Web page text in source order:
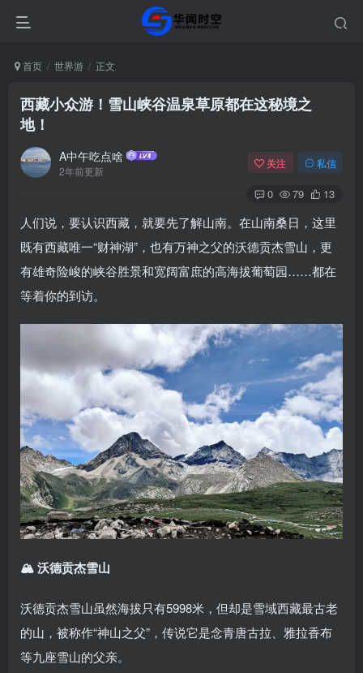
首页 世界游 正文
西藏小众游！雪山峡谷温泉草原都在这秘境之
地！
A中午吃点啥
2年前更新
关注 私信
0 79 13
人们说，要认识西藏，就要先了解山南。在山南桑日，这里
既有西藏唯一“财神湖”，也有万神之父的沃德贡杰雪山，更
有雄奇险峻的峡谷胜景和宽阔富庶的高海拔葡萄园……都在
等着你的到访。
🏔 沃德贡杰雪山
沃德贡杰雪山虽然海拔只有5998米，但却是雪域西藏最古老
的山，被称作“神山之父”，传说它是念青唐古拉、雅拉香布
等九座雪山的父亲。